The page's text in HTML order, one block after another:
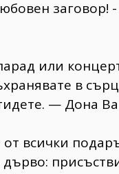
заговор!
или
в
— Дона
от всички
дърво: